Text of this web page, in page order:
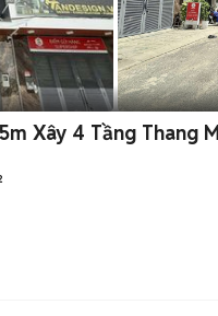
Xây 4 Tầng Thang